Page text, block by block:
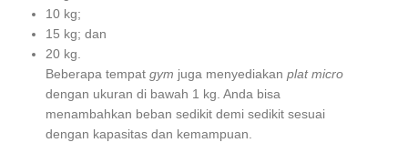
10 kg;
15 kg; dan
20 kg.
Beberapa tempat gym juga menyediakan plat micro
dengan ukuran di bawah 1 kg. Anda bisa
menambahkan beban sedikit demi sedikit sesuai
dengan kapasitas dan kemampuan.